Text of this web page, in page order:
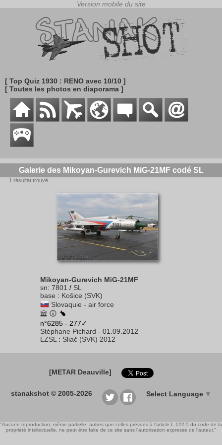
[ Top Quiz 1930 : RENO avec 10/10 ]
[ Toutes les photos en diaporama ]
Galerie des Mikoyan-Gurevich MiG-21MF codé SL
. . . 1 résultat trouvé . . .
Mikoyan-Gurevich MiG-21MF
sn: 7801 / SL
base : Košice (SVK)
Slovaquie - air force
n°6285 - 277✓
Stéphane Pichard - 01.09.2012
LZSL : Sliač (SVK) 2012
[METAR Deauville]
stanakshot © 2005-2026 Select Language ▼
"Aucune reproduction, même partielle, autres que celles prévues à l'article L 122-5 du code de la
propriété intellectuelle, ne peut être faite de ce site sans l'autorisation expresse de l'auteur."